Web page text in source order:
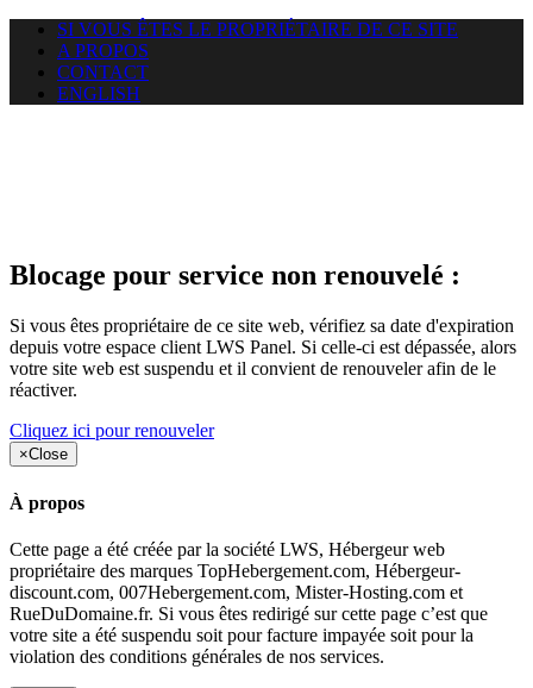
SI VOUS ÊTES LE PROPRIÉTAIRE DE CE SITE
A PROPOS
CONTACT
ENGLISH
Blocage pour service non renouvelé :
Si vous êtes propriétaire de ce site web, vérifiez sa date d'expiration
depuis votre espace client LWS Panel. Si celle-ci est dépassée, alors
votre site web est suspendu et il convient de renouveler afin de le
réactiver.
Cliquez ici pour renouveler
×Close
À propos
Cette page a été créée par la société LWS, Hébergeur web
propriétaire des marques TopHebergement.com, Hébergeur-
discount.com, 007Hebergement.com, Mister-Hosting.com et
RueDuDomaine.fr. Si vous êtes redirigé sur cette page c’est que
votre site a été suspendu soit pour facture impayée soit pour la
violation des conditions générales de nos services.